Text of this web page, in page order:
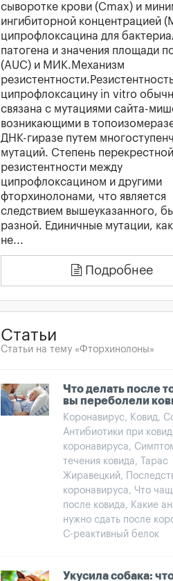
сыворотке крови (Cmax) и
ингибиторной концентрацией
ципрофлоксацина для
патогена и значения площади
(AUC) и МИК.Механизм
ципрофлоксацину in vitro
связана с мутациями сайта-
возникающими в
ДНК-гиразе путем
мутаций. Степень перекрестной
резистентности между
ципрофлоксацином и другими
фторхинолонами, что является
следствием вышеуказанного,
разной. Единичные мутации,
не...
Подробнее
Статьи
Статьи на тему «Фторхинолоны»
Что делать после
вы переболели
Коронавирус, Ковид,
Антибиотики при
коронавируса,
течения ковида, Тарас
Жиравецкий,
коронавируса, Что
после ковида, Какие
нужно сдать после
С-реактивный белок
Укусила собака: